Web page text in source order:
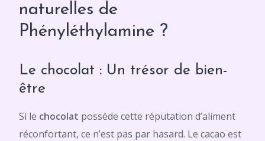
naturelles de
Phényléthylamine ?
Le chocolat : Un trésor de bien-
être
Si le chocolat possède cette réputation d’aliment
réconfortant, ce n’est pas par hasard. Le cacao est